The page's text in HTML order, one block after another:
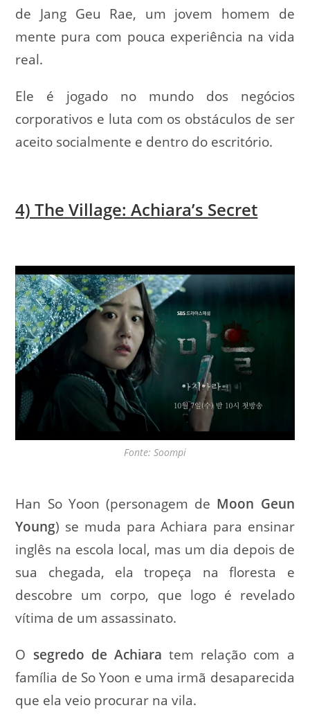
de Jang Geu Rae, um jovem homem de
mente pura com pouca experiência na vida
real.
Ele é jogado no mundo dos negócios
corporativos e luta com os obstáculos de ser
aceito socialmente e dentro do escritório.
4) The Village: Achiara’s Secret
Fonte: Soompi
Han So Yoon (personagem de Moon Geun
Young) se muda para Achiara para ensinar
inglês na escola local, mas um dia depois de
sua chegada, ela tropeça na floresta e
descobre um corpo, que logo é revelado
vítima de um assassinato.
O segredo de Achiara tem relação com a
família de So Yoon e uma irmã desaparecida
que ela veio procurar na vila.